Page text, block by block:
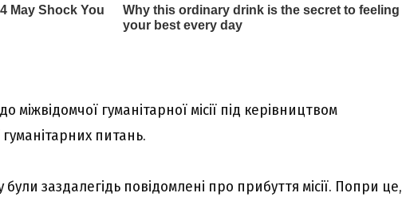
гуманітарної місії під керівництвом
питань.
заздалегідь повідомлені про прибуття місії. Попри це,